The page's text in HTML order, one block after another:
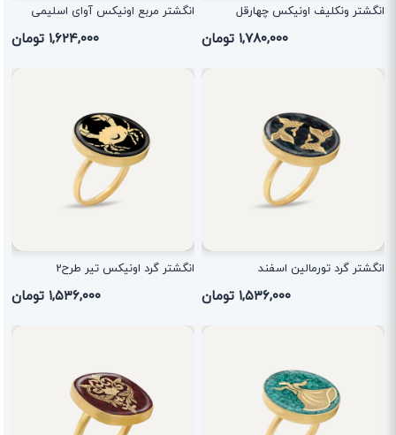
انگشتر ونکلیف اونیکس چهارقل
۱,۷۸۰,۰۰۰ تومان
انگشتر مربع اونیکس آوای اسلیمی
۱,۶۲۴,۰۰۰ تومان
انگشتر گرد تورمالین اسفند
۱,۵۳۶,۰۰۰ تومان
انگشتر گرد اونیکس تیر طرح2
۱,۵۳۶,۰۰۰ تومان